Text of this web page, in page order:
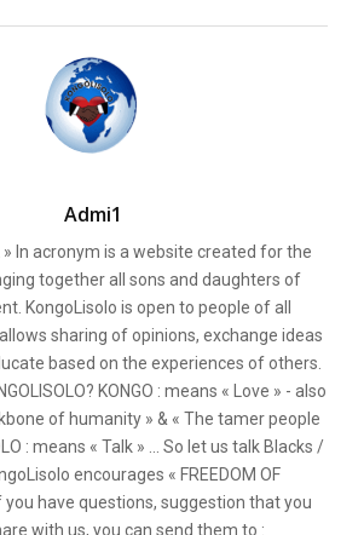
Admi1
» In acronym is a website created for the
together all sons and daughters of
KongoLisolo is open to people of all
sharing of opinions, exchange ideas
based on the experiences of others.
KONGO : means « Love » - also
of humanity » & « The tamer people
: means « Talk » ... So let us talk Blacks /
encourages « FREEDOM OF
you have questions, suggestion that you
with us, you can send them to :